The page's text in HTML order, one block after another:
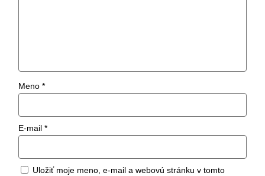
Meno *
E-mail *
Uložiť moje meno, e-mail a webovú stránku v tomto